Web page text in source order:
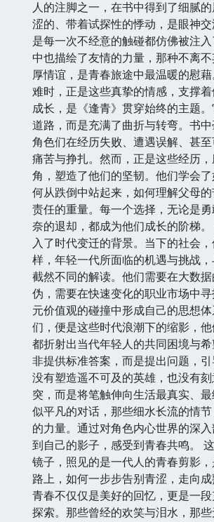
人的注脚之一，在书中得到了细腻
涩的、带着试探性的悸动，是眼神交
是每一次不经意的触碰都仿佛被注
中也描绘了友情的力量，那种不离
厚情谊，是青春旅途中最温暖的慰
难时，正是这些真挚的情感，支撑着
成长，是《逢青》贯穿始终的主题
道路，而是充满了曲折与转弯。书
角色们在经历失败、遭遇误解、甚
痛苦与挣扎。然而，正是这些经历
角，塑造了他们的坚韧。他们学会
何从跌倒中站起来，如何理解父母
责任的重量。每一个选择，无论是
奈的退却，都成为他们成长的阶梯
入了时代变迁的背景。当下的社会
样，年轻一代所面临的机遇与挑战
截然不同的解读。他们需要在大数
伪，需要在快速变化的职业市场中
元价值观的碰撞中形成自己的思想
们，便是这些时代浪潮下的缩影，他
都折射出当代年轻人的共同困境与
非提供标准答案，而是提出问题，
没有塑造遥不可及的英雄，也没有
突，而是将笔触伸向生活最真实、
似平凡的对话，那些细水长流的情
的力量。通过对角色内心世界的深
到自己的影子，感受到青春共鸣。
镜子，照见的是一代人的青春剪影
路上，如何一步步告别青涩，走向成
青春不仅仅是美好的回忆，更是一
探索。那些曾经的欢笑与泪水，那